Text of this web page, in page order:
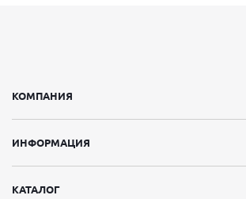
КОМПАНИЯ
ИНФОРМАЦИЯ
КАТАЛОГ